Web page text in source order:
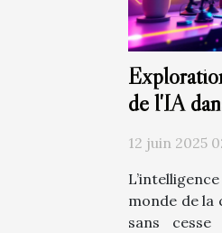
de l'IA
artistiques
12 juin 2025
monde de
sans cesse